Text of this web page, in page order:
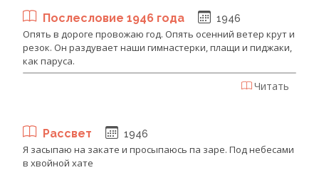
Послесловие 1946 года 1946
Опять в дороге провожаю год. Опять осенний ветер крут и
резок. Он раздувает наши гимнастерки, плащи и пиджаки,
как паруса.
Читать
Рассвет 1946
Я засыпаю на закате и просыпаюсь па заре. Под небесами
в хвойной хате